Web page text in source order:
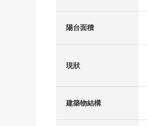
陽台面積
現狀
建築物結構